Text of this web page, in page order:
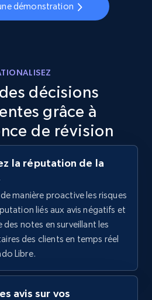
Gtin,
Commencer
Description, Currency, Initial
percent, and more.
Commencer
démonstration
décisions
grâce à
de révision
la réputation de la
manière proactive les risques
liés aux avis négatifs et
des notes en surveillant les
des clients en temps réel
Libre.
avis sur vos